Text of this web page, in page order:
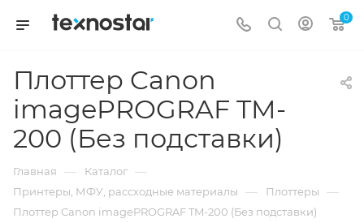
0
Плоттер Canon
imagePROGRAF TM-
200 (Без подставки)
Главная — Каталог —
Принтеры, МФУ, рассходные материалы — Плоттеры —
Плоттер Canon imagePROGRAF TM-200 (Без подставки)